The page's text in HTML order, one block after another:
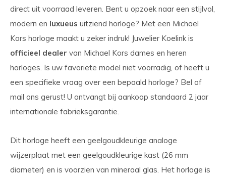
direct uit voorraad leveren. Bent u opzoek naar een stijlvol,
modern en luxueus uitziend horloge? Met een Michael
Kors horloge maakt u zeker indruk! Juwelier Koelink is
officieel dealer van Michael Kors dames en heren
horloges. Is uw favoriete model niet voorradig, of heeft u
een specifieke vraag over een bepaald horloge? Bel of
mail ons gerust! U ontvangt bij aankoop standaard 2 jaar
internationale fabrieksgarantie.
Dit horloge heeft een geelgoudkleurige analoge
wijzerplaat met een geelgoudkleurige kast (26 mm
diameter) en is voorzien van mineraal glas. Het horloge is